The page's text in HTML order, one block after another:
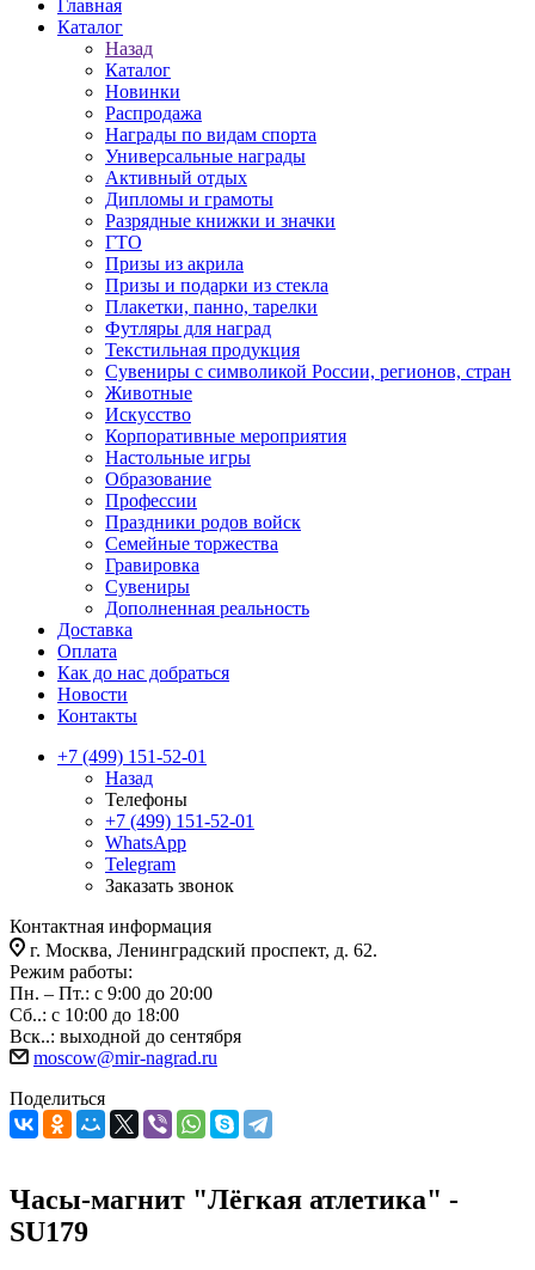
Главная
Каталог
Назад
Каталог
Новинки
Распродажа
Награды по видам спорта
Универсальные награды
Активный отдых
Дипломы и грамоты
Разрядные книжки и значки
ГТО
Призы из акрила
Призы и подарки из стекла
Плакетки, панно, тарелки
Футляры для наград
Текстильная продукция
Сувениры с символикой России, регионов, стран
Животные
Искусство
Корпоративные мероприятия
Настольные игры
Образование
Профессии
Праздники родов войск
Семейные торжества
Гравировка
Сувениры
Дополненная реальность
Доставка
Оплата
Как до нас добраться
Новости
Контакты
+7 (499) 151-52-01
Назад
Телефоны
+7 (499) 151-52-01
WhatsApp
Telegram
Заказать звонок
Контактная информация
г. Москва, Ленинградский проспект, д. 62.
Режим работы:
Пн. – Пт.: с 9:00 до 20:00
Сб..: с 10:00 до 18:00
Вск..: выходной до сентября
moscow@mir-nagrad.ru
Поделиться
Часы-магнит "Лёгкая атлетика" -
SU179